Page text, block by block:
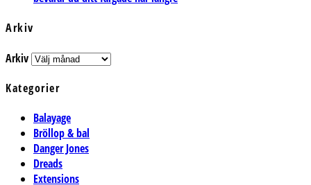
Arkiv
Arkiv
Kategorier
Balayage
Bröllop & bal
Danger Jones
Dreads
Extensions